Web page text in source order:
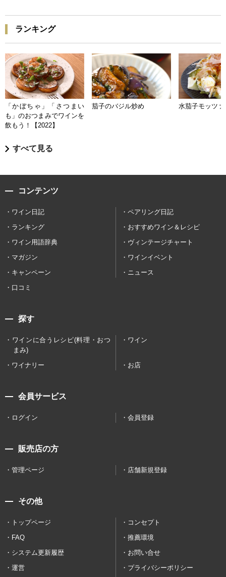
ランキング
「かぼちゃ」「さつまい
も」のおつまみでワインを
飲もう！【2022】
茄子のバジル炒め 水茄子モッツァ
すべて見る
コンテンツ
ワイン日記
ペアリング日記
ランキング
おすすめワイン＆レシピ
ワイン用語辞典
ヴィンテージチャート
マガジン
ワインイベント
キャンペーン
ニュース
口コミ
探す
ワインに合うレシピ(料理・おつ
まみ)
ワイン
ワイナリー お店
会員サービス
ログイン 会員登録
販売店の方
管理ページ 店舗新規登録
その他
トップページ
コンセプト
FAQ
推薦環境
システム更新履歴
お問い合せ
運営
プライバシーポリシー